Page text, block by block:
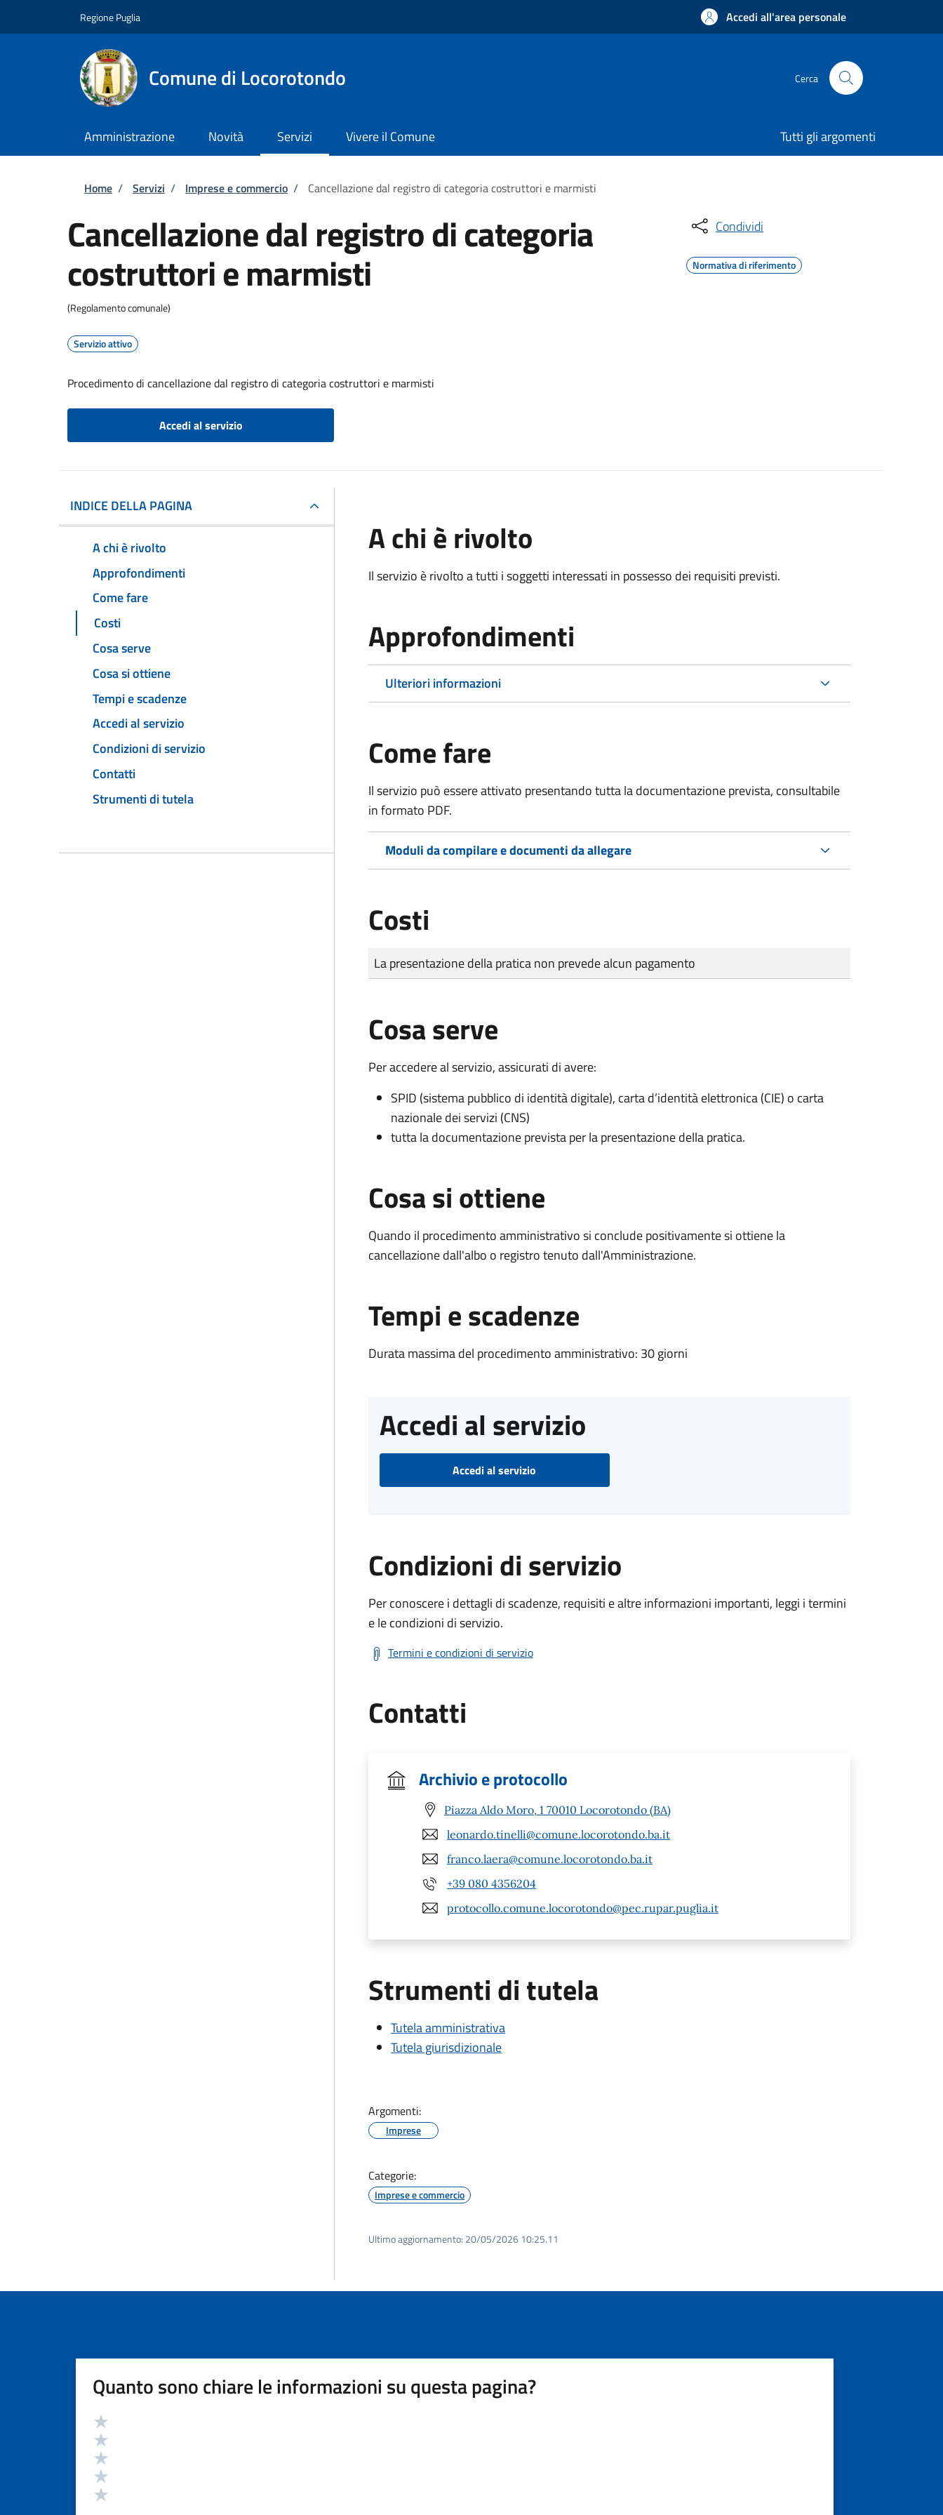
Regione Puglia Accedi all'area personale
Comune di Locorotondo Cerca
Amministrazione Novità Servizi Vivere il Comune Tutti gli argomenti
Briciole di pane
Home / Servizi / Imprese e commercio / Cancellazione dal registro di categoria costruttori e marmisti
Cancellazione dal registro di categoria
costruttori e marmisti
(Regolamento comunale)
Servizio attivo
Procedimento di cancellazione dal registro di categoria costruttori e marmisti
Accedi al servizio
Condividi
Normativa di riferimento
INDICE DELLA PAGINA
A chi è rivolto
Approfondimenti
Come fare
Costi
Cosa serve
Cosa si ottiene
Tempi e scadenze
Accedi al servizio
Condizioni di servizio
Contatti
Strumenti di tutela
A chi è rivolto
Il servizio è rivolto a tutti i soggetti interessati in possesso dei requisiti previsti.
Approfondimenti
Ulteriori informazioni
Come fare
Il servizio può essere attivato presentando tutta la documentazione prevista, consultabile
in formato PDF.
Moduli da compilare e documenti da allegare
Costi
Tipo di pagamento
Importo
La presentazione della pratica non prevede alcun pagamento
Cosa serve
Per accedere al servizio, assicurati di avere:
SPID (sistema pubblico di identità digitale), carta d’identità elettronica (CIE) o carta
nazionale dei servizi (CNS)
tutta la documentazione prevista per la presentazione della pratica.
Cosa si ottiene
Quando il procedimento amministrativo si conclude positivamente si ottiene la
cancellazione dall'albo o registro tenuto dall'Amministrazione.
Tempi e scadenze
Durata massima del procedimento amministrativo: 30 giorni
Accedi al servizio
Accedi al servizio
Condizioni di servizio
Per conoscere i dettagli di scadenze, requisiti e altre informazioni importanti, leggi i termini
e le condizioni di servizio.
Termini e condizioni di servizio
Contatti
Archivio e protocollo
Piazza Aldo Moro, 1 70010 Locorotondo (BA)
leonardo.tinelli@comune.locorotondo.ba.it
franco.laera@comune.locorotondo.ba.it
+39 080 4356204
protocollo.comune.locorotondo@pec.rupar.puglia.it
Strumenti di tutela
Tutela amministrativa
Tutela giurisdizionale
Argomenti:
Imprese
Categorie:
Imprese e commercio
Ultimo aggiornamento: 20/05/2026 10:25.11
Quanto sono chiare le informazioni su questa pagina?
Valutazione